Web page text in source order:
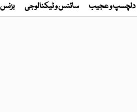
دلچسپ و عجیب سائنس و ٹیکنالوجی بزنس